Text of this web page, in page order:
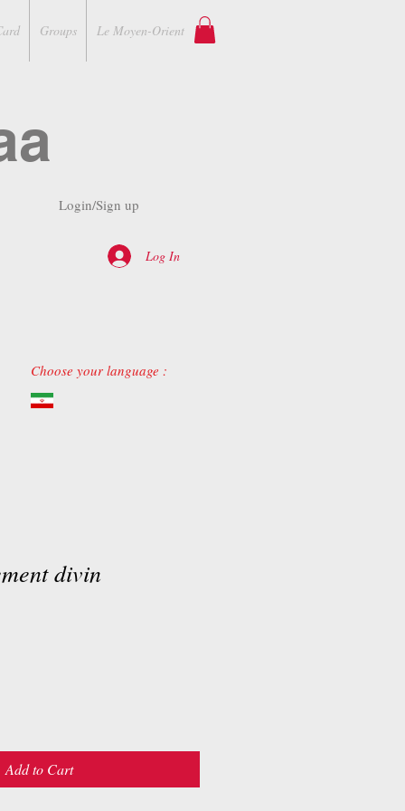
Groups Le Moyen-Orient
Login/Sign up
Log In
Choose your language :
divin
Add to Cart